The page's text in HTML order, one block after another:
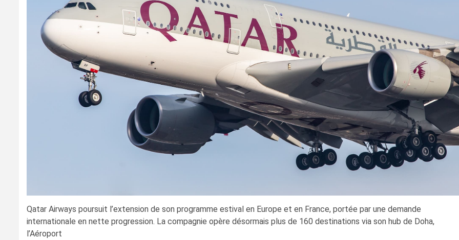
Qatar Airways poursuit l’extension de son programme estival en Europe et en France, portée par une demande
internationale en nette progression. La compagnie opère désormais plus de 160 destinations via son hub de Doha,
l’Aéroport